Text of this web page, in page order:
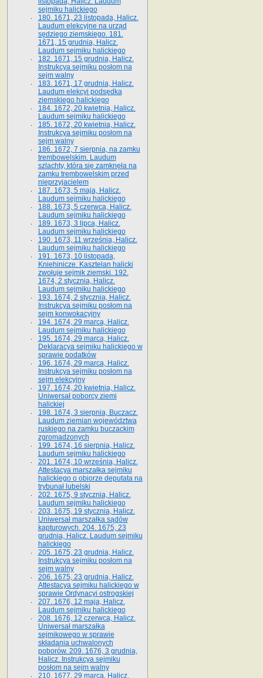
sejmiku halickiego
180. 1671, 23 listopada, Halicz.
Laudum elekcyjne na urząd
sędziego ziemskiego. 181.
1671, 15 grudnia, Halicz.
Laudum sejmiku halickiego
182. 1671, 15 grudnia, Halicz.
Instrukcya sejmiku posłom na
sejm walny
183. 1671, 17 grudnia, Halicz.
Laudum elekcyi podsędka
ziemskiego halickiego
184. 1672, 20 kwietnia, Halicz.
Laudum sejmiku halickiego
185. 1672, 20 kwietnia, Halicz.
Instrukcya sejmiku posłom na
sejm walny
186. 1672, 7 sierpnia, na zamku
trembowelskim. Laudum
szlachty, która się zamknęła na
zamku trembowelskim przed
nieprzyjacielem
187. 1673, 5 maja, Halicz.
Laudum sejmiku halickiego
188. 1673, 5 czerwca, Halicz.
Laudum sejmiku halickiego
189. 1673, 3 lipca, Halicz.
Laudum sejmiku halickiego
190. 1673, 11 września, Halicz.
Laudum sejmiku halickiego
191. 1673, 10 listopada,
Kniehinicze. Kasztelan halicki
zwołuje sejmik ziemski. 192.
1674, 2 stycznia, Halicz.
Laudum sejmiku halickiego
193. 1674, 2 stycznia, Halicz.
Instrukcya sejmiku posłom na
sejm konwokacyjny
194. 1674, 29 marca, Halicz.
Laudum sejmiku halickiego
195. 1674, 29 marca, Halicz.
Deklaracya sejmiku halickiego w
sprawie podatków
196. 1674, 29 marca, Halicz.
Instrukcya sejmiku posłom na
sejm elekcyjny
197. 1674, 20 kwietnia, Halicz.
Uniwersał poborcy ziemi
halickiej
198. 1674, 3 sierpnia, Buczacz.
Laudum ziemian województwa
ruskiego na zamku buczackim
zgromadzonych
199. 1674, 16 sierpnia, Halicz.
Laudum sejmiku halickiego
201. 1674, 10 września, Halicz.
Attestacya marszałka sejmiku
halickiego o obiorze deputata na
trybunał lubelski
202. 1675, 9 stycznia, Halicz.
Laudum sejmiku halickiego
203. 1675, 19 stycznia, Halicz.
Uniwersał marszałka sądów
kapturowych. 204. 1675, 23
grudnia, Halicz. Laudum sejmiku
halickiego
205. 1675, 23 grudnia, Halicz.
Instrukcya sejmiku posłom na
sejm walny
206. 1675, 23 grudnia, Halicz.
Attestacya sejmiku halickiego w
sprawie Ordynacyi ostrogskiej
207. 1676, 12 maja, Halicz.
Laudum sejmiku halickiego
208. 1676, 12 czerwca, Halicz.
Uniwersał marszałka
sejmikowego w sprawie
składania uchwalonych
poborów. 209. 1676, 3 grudnia,
Halicz. Instrukcya sejmiku
posłom na sejm walny
210. 1677, 29 marca, Halicz.